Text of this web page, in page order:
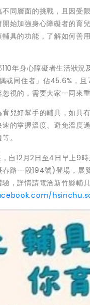
同層面的挑戰，且因受
始加強身心障礙者的育
具的功能，了解如何善
年身心障礙者生活狀況
或同住者」佔45.6%，
視的，需要大家一同來重
兒好幫手的輔具，如具
的掌握溫度、避免溫度
。
自12月2日至4日早上9
路一段194號)登場，展
，詳情請電洽新竹縣